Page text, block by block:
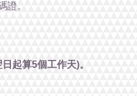
證。
起算5個工作天)。